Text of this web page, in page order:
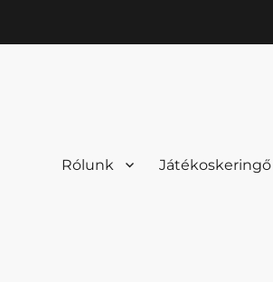
Rólunk Játékoskeringő